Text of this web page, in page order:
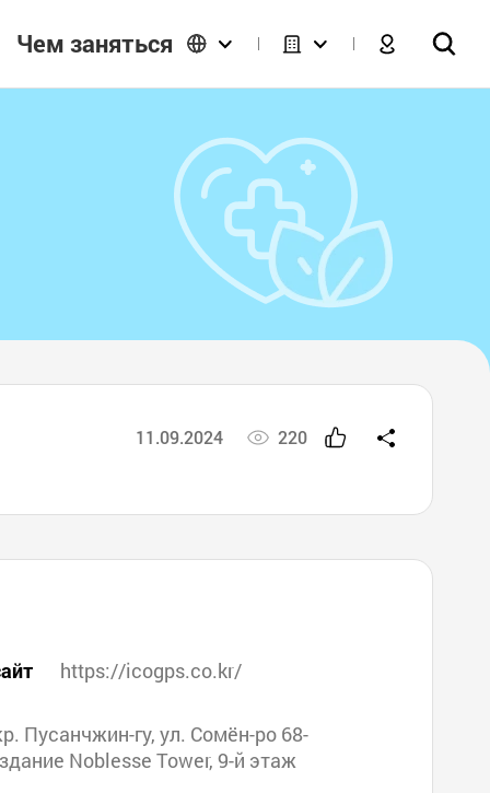
Чем заняться
11.09.2024 220
https://icogps.co.kr/
Пусанчжин-гу, ул. Сомён-ро 68-
Noblesse Tower, 9-й этаж